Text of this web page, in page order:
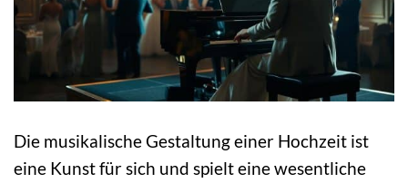
Die musikalische Gestaltung einer Hochzeit ist
eine Kunst für sich und spielt eine wesentliche